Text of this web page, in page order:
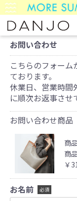
お問い合わせ
こちらのフォー
ております。
休業日、営業時間
に順次お返事させ
お問い合わせ商品
商
商
￥
お名前 必須